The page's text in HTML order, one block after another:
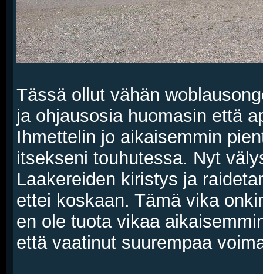
Tässä ollut vähän
ja ohjausosia huomasin että
Ihmettelin jo aikaisemmin
itsekseni touhutessa. Nyt
Laakereiden kiristys ja
ettei koskaan. Tämä vika
en ole tuota vikaa
että vaatinut suurempaa